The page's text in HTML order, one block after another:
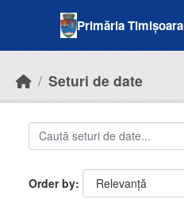
Primăria Timișoara
Seturi de date
Order by